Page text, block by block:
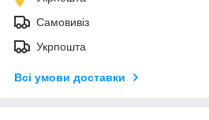
Самовивіз
Укрпошта
Всі умови доставки